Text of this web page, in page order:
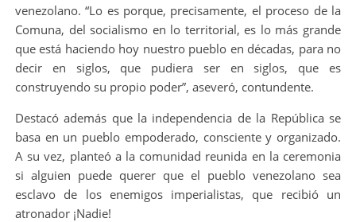
venezolano. “Lo es porque, precisamente, el proceso de la
Comuna, del socialismo en lo territorial, es lo más grande
que está haciendo hoy nuestro pueblo en décadas, para no
decir en siglos, que pudiera ser en siglos, que es
construyendo su propio poder”, aseveró, contundente.
Destacó además que la independencia de la República se
basa en un pueblo empoderado, consciente y organizado.
A su vez, planteó a la comunidad reunida en la ceremonia
si alguien puede querer que el pueblo venezolano sea
esclavo de los enemigos imperialistas, que recibió un
atronador ¡Nadie!